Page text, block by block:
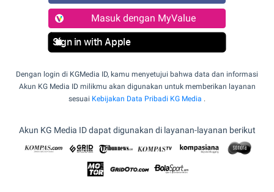
Masuk dengan MyValue
Sign in with Apple
Dengan login di KGMedia ID, kamu menyetujui bahwa data dan informasi
Akun KG Media ID milikmu akan digunakan untuk memberikan layanan
sesuai Kebijakan Data Pribadi KG Media .
Akun KG Media ID dapat digunakan di layanan-layanan berikut